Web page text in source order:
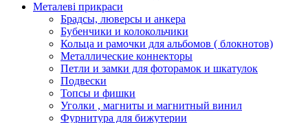
Металеві прикраси
Брадсы, люверсы и анкера
Бубенчики и колокольчики
Кольца и рамочки для альбомов ( блокнотов)
Металлические коннекторы
Петли и замки для фоторамок и шкатулок
Подвески
Топсы и фишки
Уголки , магниты и магнитный винил
Фурнитура для бижутерии